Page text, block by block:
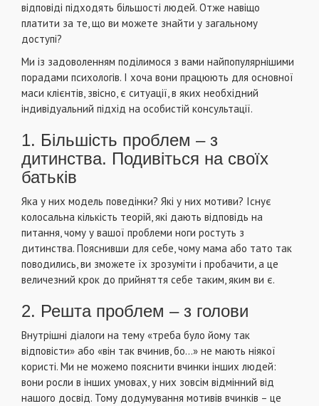
відповіді підходять більшості людей. Отже навіщо
платити за те, що ви можете знайти у загальному
доступі?
Ми із задоволенням поділимося з вами найпопулярнішими
порадами психологів. І хоча вони працюють для основної
маси клієнтів, звісно, є ситуації, в яких необхідний
індивідуальний підхід на особистій консультації.
1. Більшість проблем – з
дитинства. Подивіться на своїх
батьків
Яка у них модель поведінки? Які у них мотиви? Існує
колосальна кількість теорій, які дають відповідь на
питання, чому у вашої проблеми ноги ростуть з
дитинства. Пояснивши для себе, чому мама або тато так
поводились, ви зможете їх зрозуміти і пробачити, а це
величезний крок до прийняття себе таким, яким ви є.
2. Решта проблем – з голови
Внутрішні діалоги на тему «треба було йому так
відповісти» або «він так вчинив, бо…» не мають ніякої
користі. Ми не можемо пояснити вчинки інших людей:
вони росли в інших умовах, у них зовсім відмінний від
нашого досвід. Тому додумування мотивів вчинків – це